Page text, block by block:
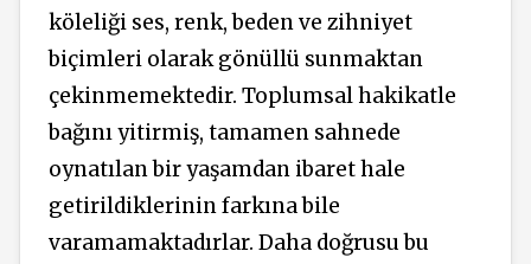
köleliği ses, renk, beden ve zihniyet
biçimleri olarak gönüllü sunmaktan
çekinmemektedir. Toplumsal hakikatle
bağını yitirmiş, tamamen sahnede
oynatılan bir yaşamdan ibaret hale
getirildiklerinin farkına bile
varamamaktadırlar. Daha doğrusu bu